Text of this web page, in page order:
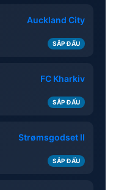
Auckland City
SẮP ĐẤU
FC Kharkiv
SẮP ĐẤU
Strømsgodset II
SẮP ĐẤU